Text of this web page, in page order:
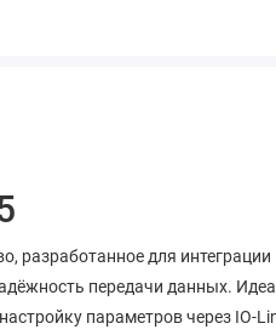
разработанное для
передачи данных.
параметров через IO-